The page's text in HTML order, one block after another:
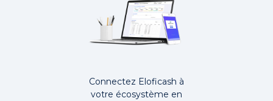
Connectez Eloficash à
votre écosystème en